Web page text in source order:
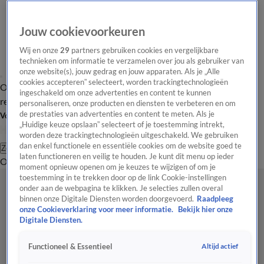
Overzicht Laatste nieuws Regionieuws Het beste van Hart
Tip de
redactie
Volg Hart van Nederland
Zoeken
OverzichtRegioUitzendingenWeerTip de redactiePanelVideo's
Jouw cookievoorkeuren
Wij en onze29 partners gebruiken cookies en vergelijkbare
technieken om informatie te verzamelen over jou als gebruiker van
onze website(s), jouw gedrag en jouw apparaten. Als je „Alle
cookies accepteren” selecteert, worden trackingtechnologieën
ingeschakeld om onze advertenties en content te kunnen
personaliseren, onze producten en diensten te verbeteren en om
de prestaties van advertenties en content te meten. Als je
„Huidige keuze opslaan” selecteert of je toestemming intrekt,
worden deze trackingtechnologieën uitgeschakeld. We gebruiken
dan enkel functionele en essentiële cookies om de website goed te
laten functioneren en veilig te houden. Je kunt dit menu op ieder
moment opnieuw openen om je keuzes te wijzigen of om je
toestemming in te trekken door op de link Cookie-instellingen
onder aan de webpagina te klikken. Je selecties zullen overal
binnen onze Digitale Diensten worden doorgevoerd. Raadpleeg
onze Cookieverklaring voor meer informatie.
Bekijk hier onze
Digitale Diensten.
Functioneel & Essentieel Altijd actief